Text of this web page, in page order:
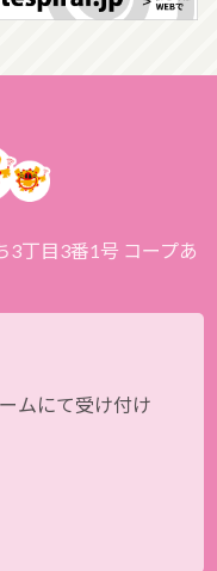
3丁目3番1号 コープあ
ムにて受け付け